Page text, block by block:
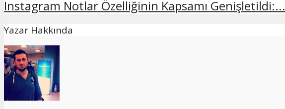
Instagram Notlar Özelliğinin Kapsamı Genişletildi:...
Yazar Hakkında